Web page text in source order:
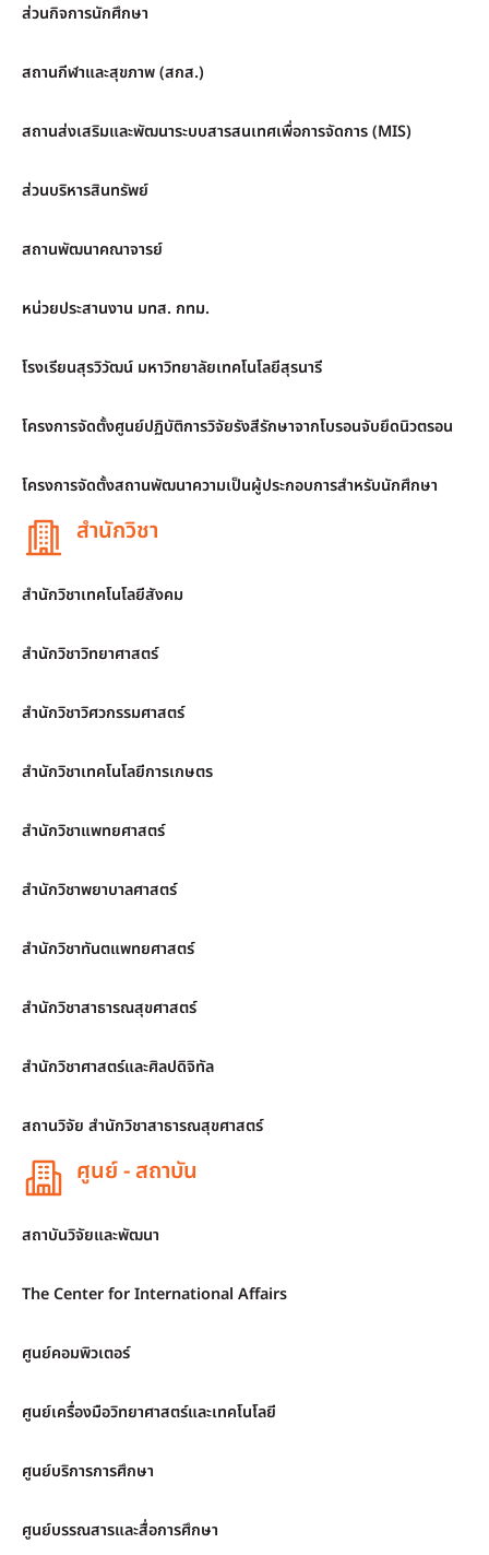
ส่วนกิจการนักศึกษา
สถานกีฬาและสุขภาพ (สกส.)
สถานส่งเสริมและพัฒนาระบบสารสนเทศเพื่อการจัดการ (MIS)
ส่วนบริหารสินทรัพย์
สถานพัฒนาคณาจารย์
หน่วยประสานงาน มทส. กทม.
โรงเรียนสุรวิวัฒน์ มหาวิทยาลัยเทคโนโลยีสุรนารี
โครงการจัดตั้งศูนย์ปฏิบัติการวิจัยรังสีรักษาจากโบรอนจับยึดนิวตรอน
โครงการจัดตั้งสถานพัฒนาความเป็นผู้ประกอบการสำหรับนักศึกษา
สำนักวิชา
สำนักวิชาเทคโนโลยีสังคม
สำนักวิชาวิทยาศาสตร์
สำนักวิชาวิศวกรรมศาสตร์
สำนักวิชาเทคโนโลยีการเกษตร
สำนักวิชาแพทยศาสตร์
สำนักวิชาพยาบาลศาสตร์
สำนักวิชาทันตแพทยศาสตร์
สำนักวิชาสาธารณสุขศาสตร์
สำนักวิชาศาสตร์และศิลปดิจิทัล
สถานวิจัย สำนักวิชาสาธารณสุขศาสตร์
ศูนย์ - สถาบัน
สถาบันวิจัยและพัฒนา
The Center for International Affairs
ศูนย์คอมพิวเตอร์
ศูนย์เครื่องมือวิทยาศาสตร์และเทคโนโลยี
ศูนย์บริการการศึกษา
ศูนย์บรรณสารและสื่อการศึกษา